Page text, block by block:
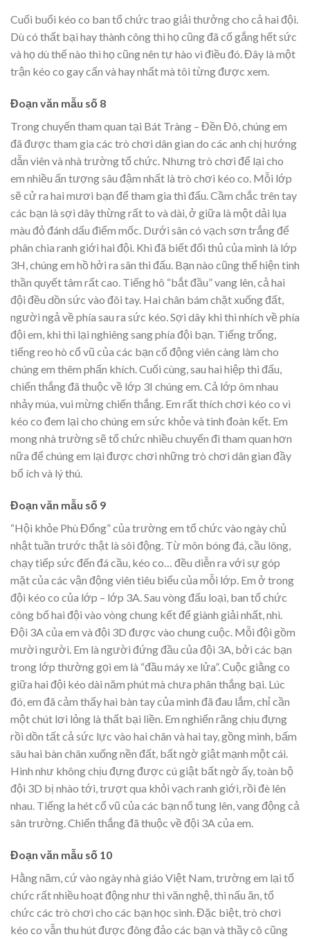
Cuối buổi kéo co ban tổ chức trao giải thưởng cho cả hai đội.
Dù có thất bại hay thành công thì họ cũng đã cố gắng hết sức
và họ dù thế nào thì họ cũng nên tự hào vì điều đó. Đây là một
trận kéo co gay cấn và hay nhất mà tôi từng được xem.
Đoạn văn mẫu số 8
Trong chuyến tham quan tại Bát Tràng – Đền Đô, chúng em
đã được tham gia các trò chơi dân gian do các anh chị hướng
dẫn viên và nhà trường tổ chức. Nhưng trò chơi để lại cho
em nhiều ấn tượng sâu đậm nhất là trò chơi kéo co. Mỗi lớp
sẽ cử ra hai mươi bạn để tham gia thi đấu. Cầm chắc trên tay
các bạn là sợi dây thừng rất to và dài, ở giữa là một dải lụa
màu đỏ đánh dấu điểm mốc. Dưới sân có vạch sơn trắng để
phân chia ranh giới hai đội. Khi đã biết đối thủ của mình là lớp
3H, chúng em hồ hởi ra sân thi đấu. Bạn nào cũng thể hiện tinh
thần quyết tâm rất cao. Tiếng hô “bắt đầu” vang lên, cả hai
đội đều dồn sức vào đôi tay. Hai chân bám chặt xuống đất,
người ngả về phía sau ra sức kéo. Sợi dây khi thì nhích về phía
đội em, khi thì lại nghiêng sang phía đội bạn. Tiếng trống,
tiếng reo hò cổ vũ của các bạn cổ động viên càng làm cho
chúng em thêm phấn khích. Cuối cùng, sau hai hiệp thi đấu,
chiến thắng đã thuộc về lớp 3I chúng em. Cả lớp ôm nhau
nhảy múa, vui mừng chiến thắng. Em rất thích chơi kéo co vì
kéo co đem lại cho chúng em sức khỏe và tình đoàn kết. Em
mong nhà trường sẽ tổ chức nhiều chuyến đi tham quan hơn
nữa để chúng em lại được chơi những trò chơi dân gian đầy
bổ ích và lý thú.
Đoạn văn mẫu số 9
“Hội khỏe Phù Đổng” của trường em tổ chức vào ngày chủ
nhật tuần trước thật là sôi động. Từ môn bóng đá, cầu lông,
chạy tiếp sức đến đá cầu, kéo co… đều diễn ra với sự góp
mặt của các vận động viên tiêu biểu của mỗi lớp. Em ở trong
đội kéo co của lớp – lớp 3A. Sau vòng đấu loại, ban tổ chức
công bố hai đội vào vòng chung kết để giành giải nhất, nhì.
Đội 3A của em và đội 3D được vào chung cuộc. Mỗi đội gồm
mười người. Em là người đứng đầu của đội 3A, bởi các bạn
trong lớp thường gọi em là “đầu máy xe lửa”. Cuộc giằng co
giữa hai đội kéo dài năm phút mà chưa phân thắng bại. Lúc
đó, em đã cảm thấy hai bàn tay của mình đã đau lắm, chỉ cần
một chút lơi lỏng là thất bại liền. Em nghiến răng chịu đựng
rồi dồn tất cả sức lực vào hai chân và hai tay, gồng mình, bấm
sâu hai bàn chân xuống nền đất, bất ngờ giật mạnh một cái.
Hình như không chịu đựng được cú giật bất ngờ ấy, toàn bộ
đội 3D bị nhào tới, trượt qua khỏi vạch ranh giới, rồi đè lên
nhau. Tiếng la hét cổ vũ của các bạn nổ tung lên, vang động cả
sân trường. Chiến thắng đã thuộc về đội 3A của em.
Đoạn văn mẫu số 10
Hằng năm, cứ vào ngày nhà giáo Việt Nam, trường em lại tổ
chức rất nhiều hoạt động như thi văn nghệ, thi nấu ăn, tổ
chức các trò chơi cho các bạn học sinh. Đặc biệt, trò chơi
kéo co vẫn thu hút được đông đảo các bạn và thầy cô cũng